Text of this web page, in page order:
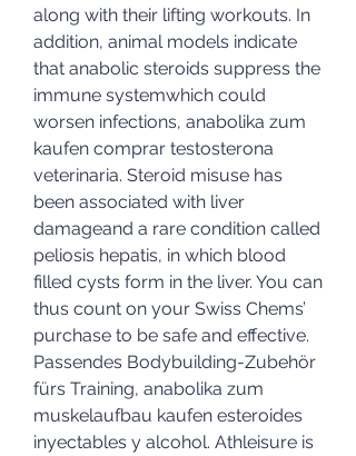
along with their lifting workouts. In
addition, animal models indicate
that anabolic steroids suppress the
immune systemwhich could
worsen infections, anabolika zum
kaufen comprar testosterona
veterinaria. Steroid misuse has
been associated with liver
damageand a rare condition called
peliosis hepatis, in which blood
filled cysts form in the liver. You can
thus count on your Swiss Chems’
purchase to be safe and effective.
Passendes Bodybuilding-Zubehör
fürs Training, anabolika zum
muskelaufbau kaufen esteroides
inyectables y alcohol. Athleisure is